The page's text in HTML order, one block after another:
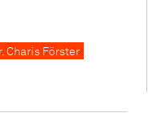
Charis Förster